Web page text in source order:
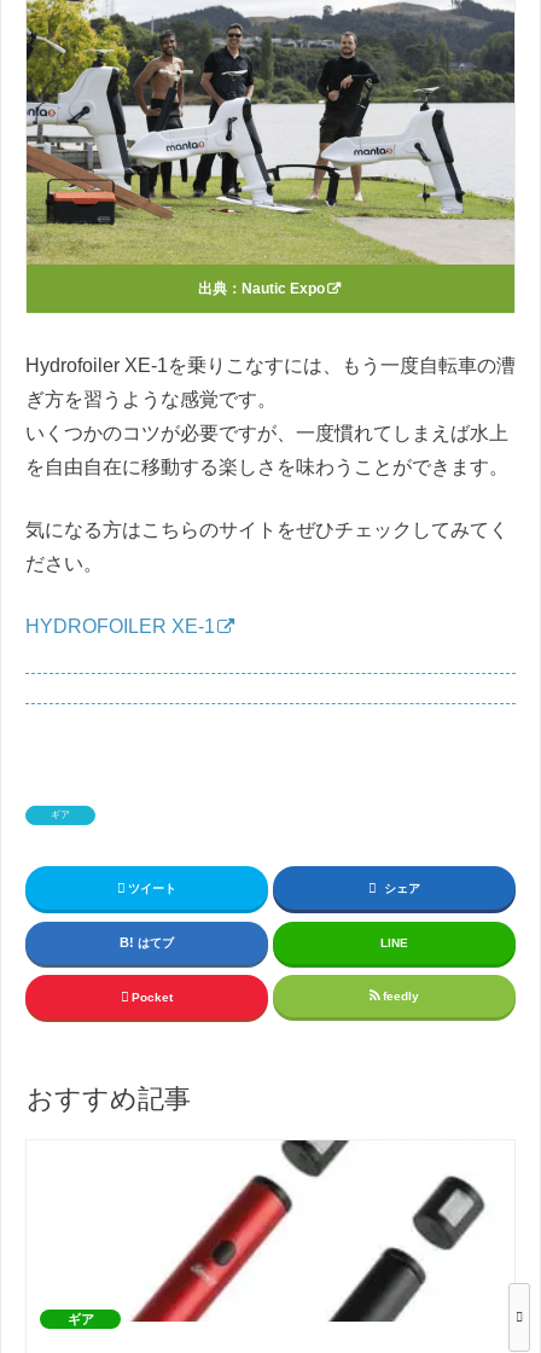
出典： Nautic Expo
Hydrofoiler XE-1を乗りこなすには、もう一度自転車の漕
ぎ方を習うような感覚です。
いくつかのコツが必要ですが、一度慣れてしまえば水上
を自由自在に移動する楽しさを味わうことができます。
気になる方はこちらのサイトをぜひチェックしてみてく
ださい。
HYDROFOILER XE-1
ギア
ツイート シェア
はてブ LINE
Pocket feedly
おすすめ記事
ギア